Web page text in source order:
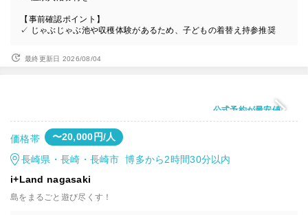
【事前確認ポイント】
✓ じゃぶじゃぶ池や収穫体験があるため、子どもの着替え持参推奨
最終更新日 2026/08/04
公式予約が最安値
価格帯 〜20,000円/人
長崎県・長崎・長崎市 博多から2時間30分以内
i+Land nagasaki
島をまるごと遊び尽くす！